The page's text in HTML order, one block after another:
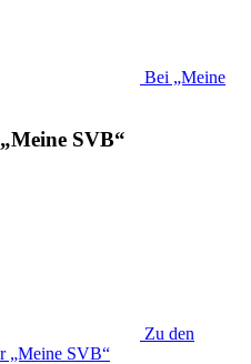
Bei „Meine
SVB“
Zu den
„Meine SVB“